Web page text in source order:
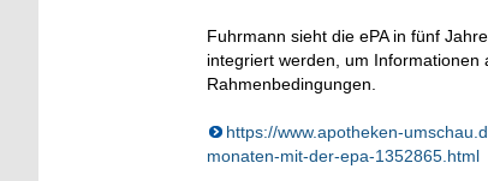
Fuhrmann sieht die ePA in fünf
integriert werden, um
Rahmenbedingungen.
https://www.apotheken-
monaten-mit-der-epa-1352865.html